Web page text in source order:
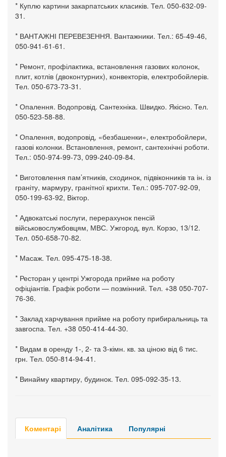
* Куплю картини закарпатських класиків. Тел. 050-632-09-
31.
* ВАНТАЖНІ ПЕРЕВЕЗЕННЯ. Вантажники. Тел.: 65-49-46,
050-941-61-61.
* Ремонт, профілактика, встановлення газових колонок,
плит, котлів (двоконтурних), конвекторів, електробойлерів.
Тел. 050-673-73-31.
* Опалення. Водопровід. Сантехніка. Швидко. Якісно. Тел.
050-523-58-88.
* Опалення, водопровід, «безбашенки», електробойлери,
газові колонки. Встановлення, ремонт, сантехнічні роботи.
Тел.: 050-974-99-73, 099-240-09-84.
* Виготовлення пам’ятників, сходинок, підвіконників та ін. із
граніту, мармуру, гранітної крихти. Тел.: 095-707-92-09,
050-199-63-92, Віктор.
* Адвокатські послуги, перерахунок пенсій
військовослужбовцям, МВС. Ужгород, вул. Корзо, 13/12.
Тел. 050-658-70-82.
* Масаж. Тел. 095-475-18-38.
* Ресторан у центрі Ужгорода прийме на роботу
офіціантів. Графік роботи — позмінний. Тел. +38 050-707-
76-36.
* Заклад харчування прийме на роботу прибиральниць та
завгоспа. Тел. +38 050-414-44-30.
* Видам в оренду 1-, 2- та 3-кімн. кв. за ціною від 6 тис.
грн. Тел. 050-814-94-41.
* Винайму квартиру, будинок. Тел. 095-092-35-13.
Коментарі Аналітика Популярні